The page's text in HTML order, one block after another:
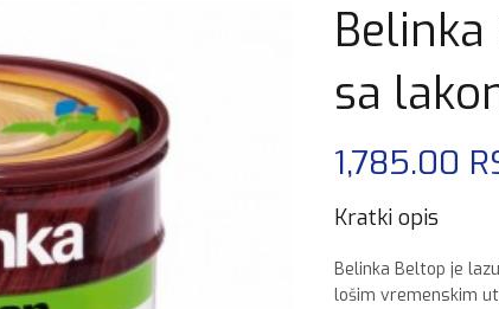
sa
1,785.00
Kratki opis
Belinka Beltop je
lošim vremenskim